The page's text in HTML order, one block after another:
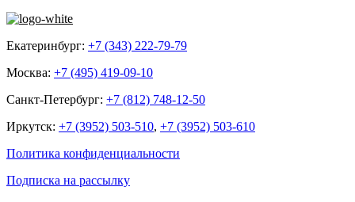
Екатеринбург: +7 (343) 222-79-79
Москва: +7 (495) 419-09-10
Санкт-Петербург: +7 (812) 748-12-50
Иркутск: +7 (3952) 503-510, +7 (3952) 503-610
Политика конфиденциальности
Подписка на рассылку